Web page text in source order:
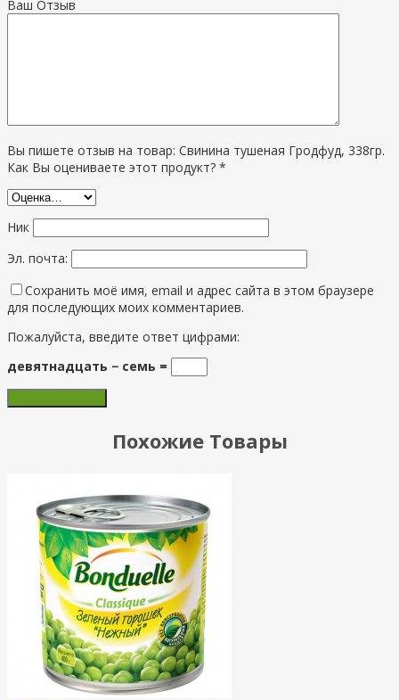
Ваш Отзыв
Вы пишете отзыв на товар: Свинина тушеная Гродфуд, 338гр.
Как Вы оцениваете этот продукт? *
Ник
Эл. почта:
Сохранить моё имя, email и адрес сайта в этом браузере
для последующих моих комментариев.
Пожалуйста, введите ответ цифрами:
девятнадцать − семь =
Похожие Товары